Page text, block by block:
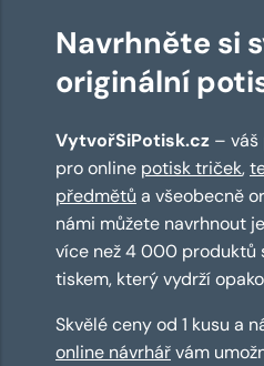
Navrhněte si
originální
VytvořSiPotisk.cz –
pro online potisk triček,
předmětů a všeobecně
námi můžete navrhnout
více než 4 000 produktů
tiskem, který vydrží
Skvělé ceny od 1 kusu a
online návrhářvám